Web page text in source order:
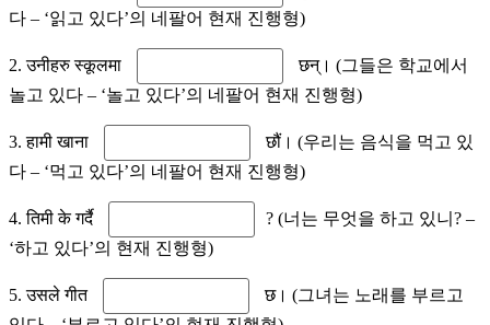
다 – ‘읽고 있다’의 네팔어 현재 진행형)
2. उनीहरु स्कूलमा
छन्। (그들은 학교에서
놀고 있다 – ‘놀고 있다’의 네팔어 현재 진행형)
3. हामी खाना
छौं। (우리는 음식을 먹고 있
다 – ‘먹고 있다’의 네팔어 현재 진행형)
4. तिमी के गर्दै
? (너는 무엇을 하고 있니? –
‘하고 있다’의 현재 진행형)
5. उसले गीत
छ। (그녀는 노래를 부르고